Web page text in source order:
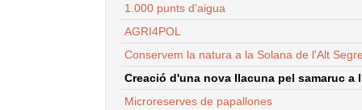
1.000 punts d'aigua
AGRI4POL
Conservem la natura a la Solana de l'Alt
Creació d'una nova llacuna pel samaruc a
Microreserves de papallones